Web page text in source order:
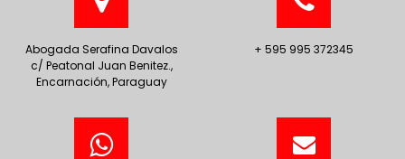
Abogada Serafina Davalos
c/ Peatonal Juan Benitez.,
Encarnación, Paraguay
+ 595 995 372345